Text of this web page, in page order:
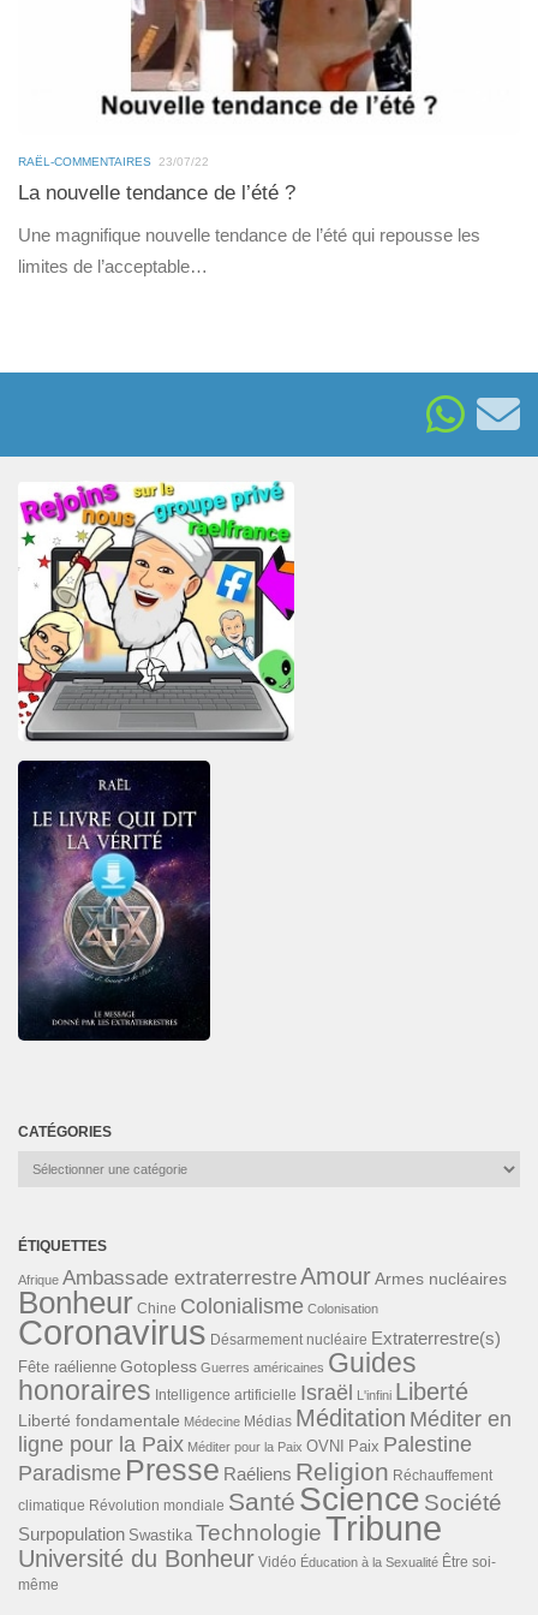
RAËL-COMMENTAIRES 23/07/22
La nouvelle tendance de l’été ?
Une magnifique nouvelle tendance de l’été qui repousse les
limites de l’acceptable…
CATÉGORIES
Catégories
ÉTIQUETTES
Afrique Ambassade extraterrestreAmourArmes nucléaires
Bonheur Chine Colonialisme Colonisation
Coronavirus Désarmement nucléaire Extraterrestre(s)
Fête raélienne Gotopless Guerres américaines Guides
honoraires Intelligence artificielle Israël L'infini Liberté
Liberté fondamentale Médecine Médias Méditation Méditer en
ligne pour la Paix Méditer pour la Paix OVNI Paix Palestine
Paradisme Presse Raéliens Religion Réchauffement
climatique Révolution mondiale Santé Science Société
Surpopulation Swastika TechnologieTribune
Université du Bonheur Vidéo Éducation à la Sexualité Être soi-
même